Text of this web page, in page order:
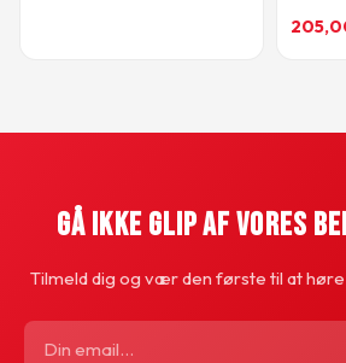
Gå Ikke Glip Af Vores
Tilmeld dig og vær den første til at høre